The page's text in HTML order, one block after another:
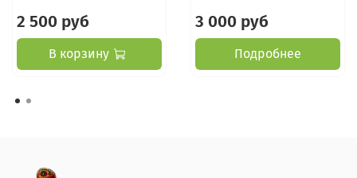
2 500 руб
В корзину
3 000 руб
Подробнее